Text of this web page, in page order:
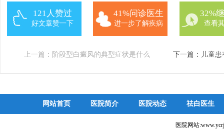
121人赞过
好文章赞一下
41%问诊医生
进一步了解疾病
32%
查看
上一篇： 阶段型白癜风的典型症状是什么 下一篇： 儿童
网站首页 医院简介 医院动态 祛白医生
医院网站